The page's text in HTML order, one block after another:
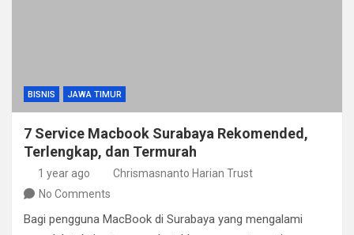
BISNIS JAWA TIMUR
7 Service Macbook Surabaya Rekomended,
Terlengkap, dan Termurah
1 year ago
Chrismasnanto Harian Trust
No Comments
Bagi pengguna MacBook di Surabaya yang mengalami